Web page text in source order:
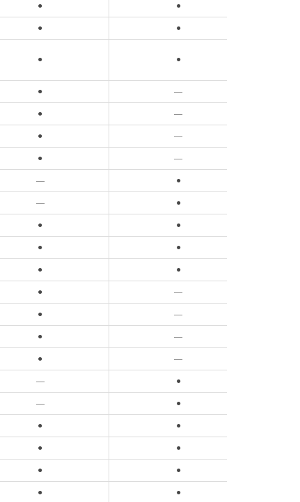
● ●
● ●
● ●
● —
● —
● —
● —
— ●
— ●
● ●
● ●
● ●
● —
● —
● —
● —
— ●
— ●
● ●
● ●
● ●
● ●